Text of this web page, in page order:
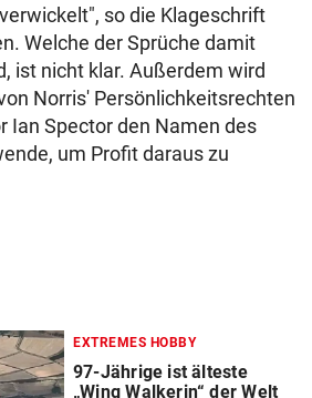
so die Klageschrift
Welche der Sprüche damit
ist nicht klar. Außerdem wird
Norris' Persönlichkeitsrechten
Ian Spector den Namen des
um Profit daraus zu
EXTREMES HOBBY
97-Jährige ist älteste
„Wing Walkerin“ der Welt